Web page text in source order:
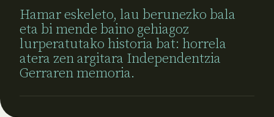
Hamar eskeleto, lau berunezko bala
eta bi mende baino gehiagoz
lurperatutako historia bat: horrela
atera zen argitara Independentzia
Gerraren memoria.